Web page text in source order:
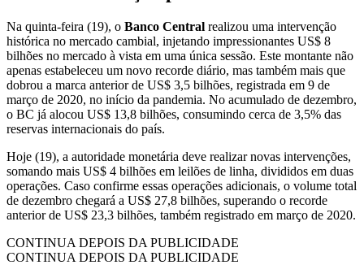
Na quinta-feira (19), o Banco Central realizou uma intervenção
histórica no mercado cambial, injetando impressionantes US$ 8
bilhões no mercado à vista em uma única sessão. Este montante não
apenas estabeleceu um novo recorde diário, mas também mais que
dobrou a marca anterior de US$ 3,5 bilhões, registrada em 9 de
março de 2020, no início da pandemia. No acumulado de dezembro,
o BC já alocou US$ 13,8 bilhões, consumindo cerca de 3,5% das
reservas internacionais do país.
Hoje (19), a autoridade monetária deve realizar novas intervenções,
somando mais US$ 4 bilhões em leilões de linha, divididos em duas
operações. Caso confirme essas operações adicionais, o volume total
de dezembro chegará a US$ 27,8 bilhões, superando o recorde
anterior de US$ 23,3 bilhões, também registrado em março de 2020.
CONTINUA DEPOIS DA PUBLICIDADE
CONTINUA DEPOIS DA PUBLICIDADE